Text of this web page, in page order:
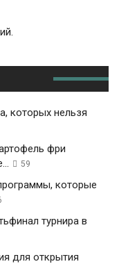
которых нельзя
фри
59
которые
турнира в
для открытия